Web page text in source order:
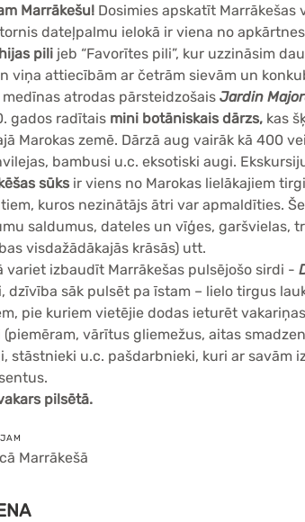
Marrākešu! Dosimies apskatīt Marrākešas
dateļpalmu ielokā ir viena no
pili jeb “Favorītes pili”, kur uzzināsim
viņa attiecībām ar četrām sievām un
atrodas pārsteidzošais Jardin
gados radītais mini botāniskais dārzs, kas
Marokas zemē. Dārzā aug vairāk kā 400
bambusi u.c. eksotiski augi.
sūks ir viens no Marokas lielākajiem
kuros nezinātājs ātri var apmaldīties.
saldumus, dateles un vīģes, garšvielas,
visdažādākajās krāsās) utt.
variet izbaudīt Marrākešas pulsējošo sirdi -
dzīvība sāk pulsēt pa īstam – lielo tirgus
pie kuriem vietējie dodas ieturēt
vārītus gliemežus, aitas
stāstnieki u.c. pašdarbnieki, kuri ar savām
pilsētā.
Marrākešā